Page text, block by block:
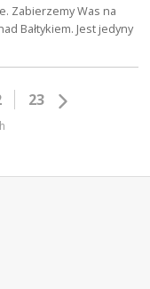
Zabierzemy Was na
Bałtykiem. Jest jedyny
23